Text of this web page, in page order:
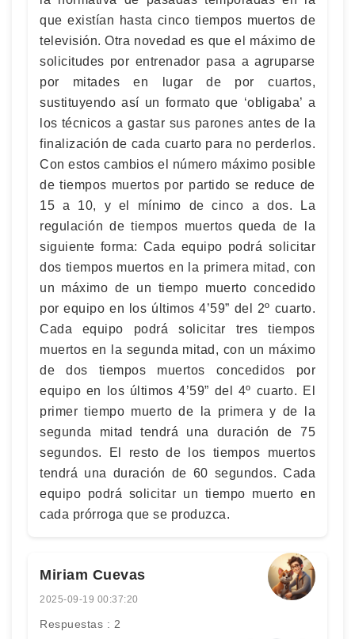
que existían hasta cinco tiempos muertos de
televisión. Otra novedad es que el máximo de
solicitudes por entrenador pasa a agruparse
por mitades en lugar de por cuartos,
sustituyendo así un formato que ‘obligaba’ a
los técnicos a gastar sus parones antes de la
finalización de cada cuarto para no perderlos.
Con estos cambios el número máximo posible
de tiempos muertos por partido se reduce de
15 a 10, y el mínimo de cinco a dos. La
regulación de tiempos muertos queda de la
siguiente forma: Cada equipo podrá solicitar
dos tiempos muertos en la primera mitad, con
un máximo de un tiempo muerto concedido
por equipo en los últimos 4’59” del 2º cuarto.
Cada equipo podrá solicitar tres tiempos
muertos en la segunda mitad, con un máximo
de dos tiempos muertos concedidos por
equipo en los últimos 4’59” del 4º cuarto. El
primer tiempo muerto de la primera y de la
segunda mitad tendrá una duración de 75
segundos. El resto de los tiempos muertos
tendrá una duración de 60 segundos. Cada
equipo podrá solicitar un tiempo muerto en
cada prórroga que se produzca.
Miriam Cuevas
2025-09-19 00:37:20
Respuestas : 2